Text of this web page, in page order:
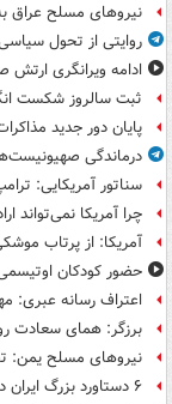
نیروهای مسلح عراق
روایتی از تحول
ادامه ویرانگری
ثبت سالروز شکست
پایان دور جدید
درماندگی
سناتور آمریکایی:
چرا آمریکا نمی‌تواند
آمریکا: از پرتاب
حضور کودکان
اعتراف رسانه عبری: مهاجرت
برزگر: همای سعادت
نیروهای مسلح یمن:
۶ دستاورد بزرگ ایران در ۱۶۰ روز رهبری رهبر انقلاب